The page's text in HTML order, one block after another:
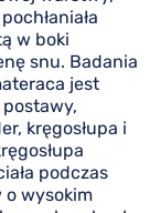
w boki
snu. Badania
jest
kręgosłupa i
podczas
wysokim